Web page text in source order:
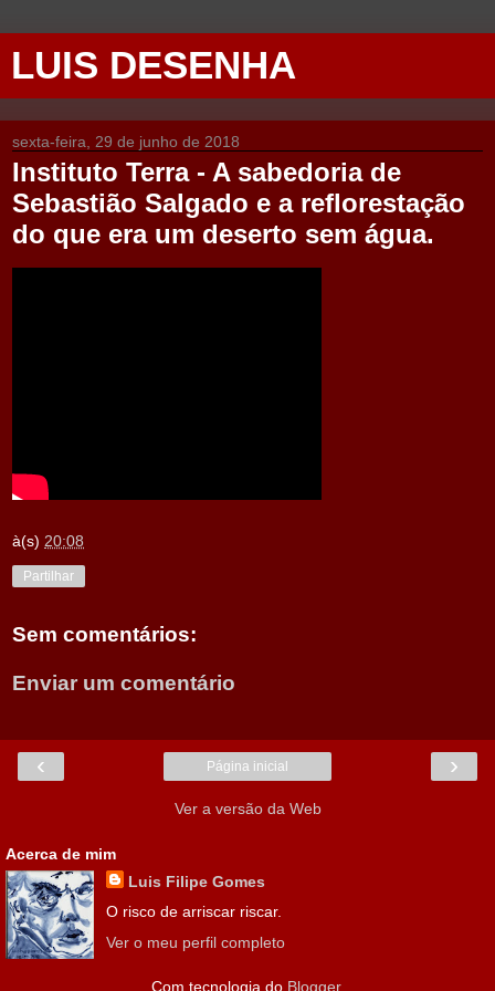
LUIS DESENHA
sexta-feira, 29 de junho de 2018
Instituto Terra - A sabedoria de
Sebastião Salgado e a reflorestação
do que era um deserto sem água.
à(s) 20:08
Partilhar
Sem comentários:
Enviar um comentário
‹ ›
Página inicial
Ver a versão da Web
Acerca de mim
Luis Filipe Gomes
O risco de arriscar riscar.
Ver o meu perfil completo
Com tecnologia do Blogger.